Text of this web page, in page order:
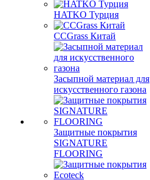
HATKO Турция
CCGrass Китай
Засыпной материал для
искусственного газона
Защитные покрытия
SIGNATURE
FLOORING